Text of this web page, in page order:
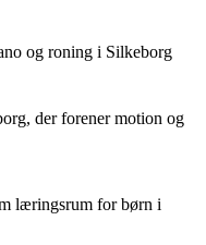
og roning i Silkeborg
der forener motion og
læringsrum for børn i